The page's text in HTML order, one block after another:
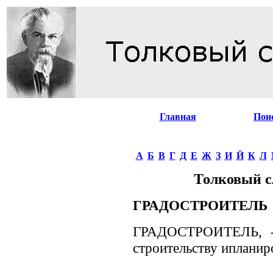
Главная
А Б В Г Д Е Ж З И Й К Л
Толковый
ГРАДОСТРОИТЕЛЬ
ГРАДОСТРОИТЕЛЬ, -
строительству